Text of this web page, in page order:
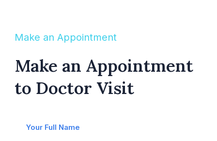
Make an Appointment
Make an Appointment
to Doctor Visit